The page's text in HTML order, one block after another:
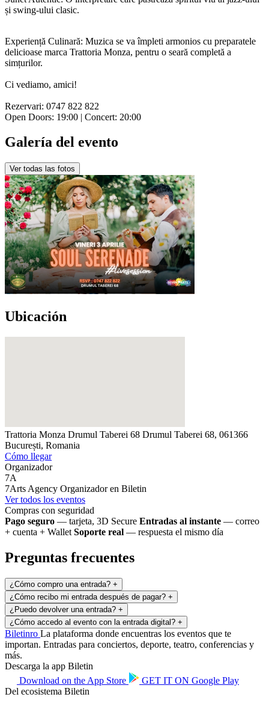
și swing-ului clasic.
Experiență Culinară: Muzica se va împleti armonios cu preparatele
delicioase marca Trattoria Monza, pentru o seară completă a
simțurilor.
Ci vediamo, amici!
Rezervari: 0747 822 822
Open Doors: 19:00 | Concert: 20:00
Galería del evento
Ver todas las fotos
Ubicación
Trattoria Monza Drumul Taberei 68 Drumul Taberei 68, 061366
București, Romania
Cómo llegar
Organizador
7A
7Arts Agency Organizador en Biletin
Ver todos los eventos
Compras con seguridad
Pago seguro — tarjeta, 3D Secure Entradas al instante — correo
+ cuenta + Wallet Soporte real — respuesta el mismo día
Preguntas frecuentes
¿Cómo compro una entrada? +
¿Cómo recibo mi entrada después de pagar? +
¿Puedo devolver una entrada? +
¿Cómo accedo al evento con la entrada digital? +
Biletinro La plataforma donde encuentras los eventos que te
importan. Entradas para conciertos, deporte, teatro, conferencias y
más.
Descarga la app Biletin
Download on the App Store GET IT ON Google Play
Del ecosistema Biletin